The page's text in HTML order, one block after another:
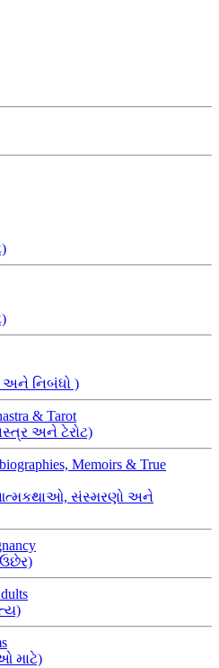
અને નિબંધો )
& Tarot
અને ટેરોટ)
Memoirs & True
સંસ્મરણો અને
માટે)